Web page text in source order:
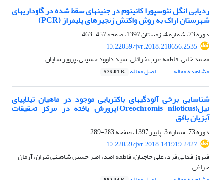
ردیابی انگل نئوسپورا کانینوم در جنینهای سقط شده در گاوداریهای
شهرستان اراک به روش واکنش زنجیرهای پلیمراز (PCR)
دوره 73، شماره 4، زمستان 1397، صفحه
457-463
10.22059/jvr.2018.218656.2535
محمد خانی، فاطمه عرب خزائلی، سید داوود حسینی، پرویز شایان
مشاهده مقاله
اصل مقاله 576.01 K
شناسایی برخی آلودگیهای باکتریایی موجود در ماهیان تیلاپیای
نیل(Oreochromis niloticus)پرورش یافته در مرکز تحقیقات
آبزیان بافق
دوره 73، شماره 3، پاییز 1397، صفحه
283-289
10.22059/jvr.2018.141919.2427
فیروز فدایی فرد، علی حاجیان، فاطمه امید، امیر حسین شاهینی تیران، آرمان
چراغی